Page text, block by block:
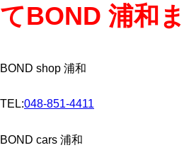
てBOND 浦和
BOND shop 浦和
TEL:048-851-4411
BOND cars 浦和